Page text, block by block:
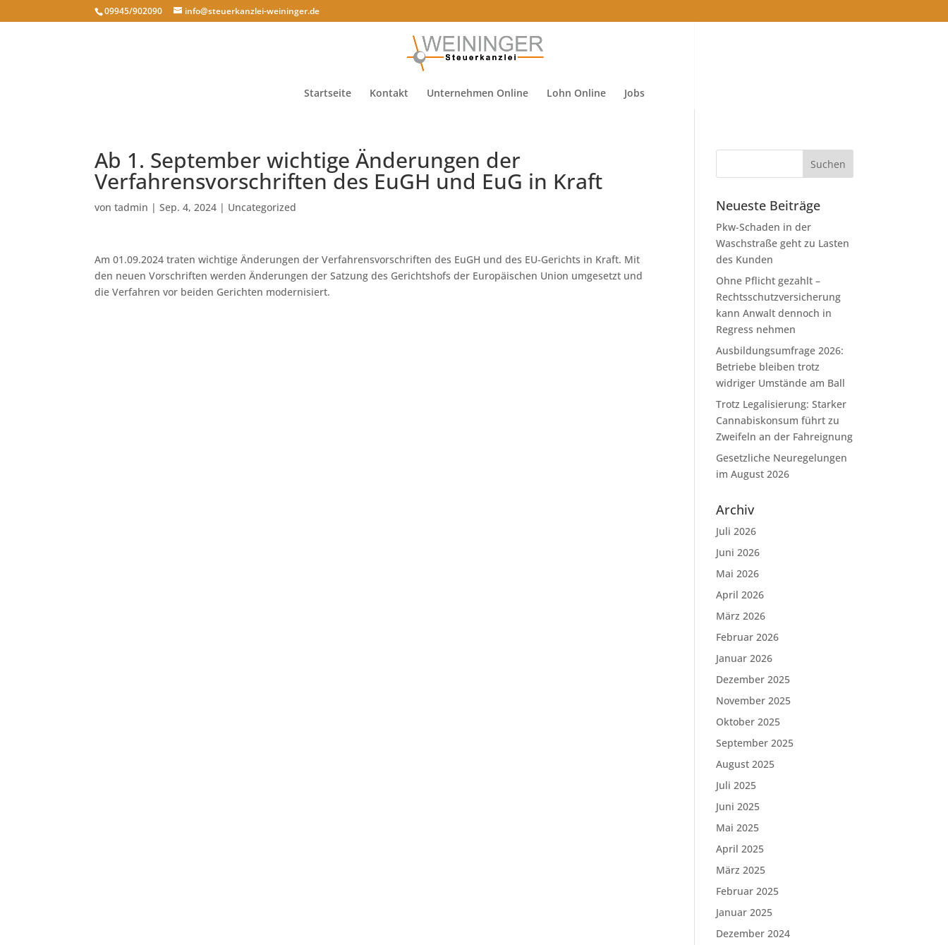
09945/902090 info@steuerkanzlei-weininger.de
Startseite Kontakt Unternehmen Online Lohn Online Jobs
Ab 1. September wichtige Änderungen der
Verfahrensvorschriften des EuGH und EuG in Kraft
vontadmin |Sep. 4, 2024 | Uncategorized
Am 01.09.2024 traten wichtige Änderungen der Verfahrensvorschriften des EuGH und des EU-Gerichts in Kraft. Mit
den neuen Vorschriften werden Änderungen der Satzung des Gerichtshofs der Europäischen Union umgesetzt und
die Verfahren vor beiden Gerichten modernisiert.
Neueste Beiträge
Pkw-Schaden in der
Waschstraße geht zu Lasten
des Kunden
Ohne Pflicht gezahlt –
Rechtsschutzversicherung
kann Anwalt dennoch in
Regress nehmen
Ausbildungsumfrage 2026:
Betriebe bleiben trotz
widriger Umstände am Ball
Trotz Legalisierung: Starker
Cannabiskonsum führt zu
Zweifeln an der Fahreignung
Gesetzliche Neuregelungen
im August 2026
Archiv
Juli 2026
Juni 2026
Mai 2026
April 2026
März 2026
Februar 2026
Januar 2026
Dezember 2025
November 2025
Oktober 2025
September 2025
August 2025
Juli 2025
Juni 2025
Mai 2025
April 2025
März 2025
Februar 2025
Januar 2025
Dezember 2024